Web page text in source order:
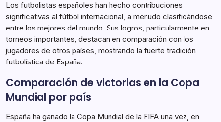
Los futbolistas españoles han hecho contribuciones
significativas al fútbol internacional, a menudo clasificándose
entre los mejores del mundo. Sus logros, particularmente en
torneos importantes, destacan en comparación con los
jugadores de otros países, mostrando la fuerte tradición
futbolística de España.
Comparación de victorias en la Copa
Mundial por país
España ha ganado la Copa Mundial de la FIFA una vez, en